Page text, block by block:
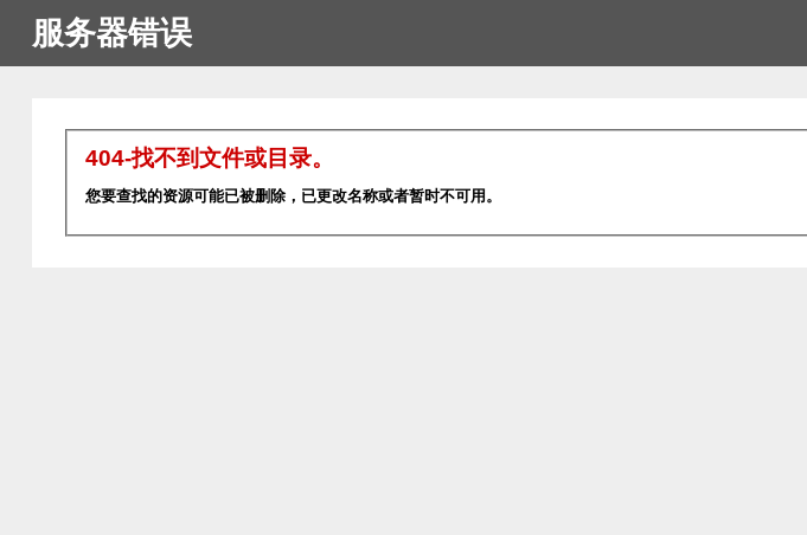
服务器错误
404-找不到文件或目录。
您要查找的资源可能已被删除，已更改名称或者暂时不可用。